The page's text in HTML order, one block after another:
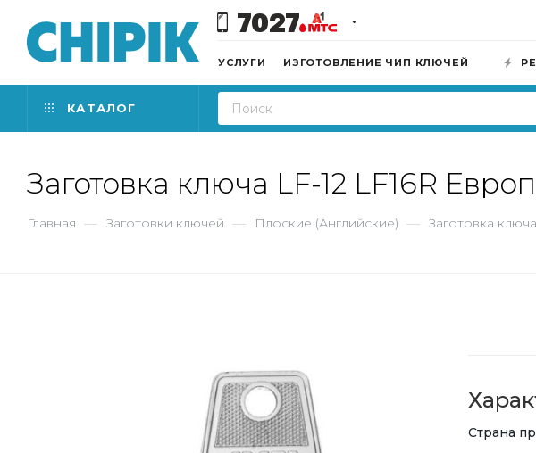
7027
УСЛУГИ ИЗГОТОВЛЕНИЕ ЧИП КЛЮЧЕЙ
КАТАЛОГ
Заготовка ключа LF-12 LF16R
Главная — Заготовки ключей — Плоские (Английские) — Заготовка
Страна